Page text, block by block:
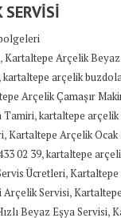
SERVİSİ
,Kartaltepe Arçelik
,kartaltepe arçelik
Arçelik Çamaşır
Tamiri,kartaltepe
,Kartaltepe Arçelik Ocak
02 39,kartaltepe
Ücretleri,Kartaltepe
Arçelik Servisi,
Beyaz Eşya Servisi,